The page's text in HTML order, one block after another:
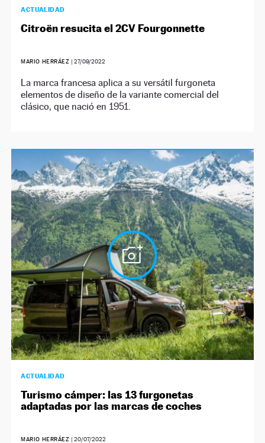
ACTUALIDAD
Citroën resucita el 2CV Fourgonnette
MARIO HERRÁEZ | 27/09/2022
La marca francesa aplica a su versátil furgoneta
elementos de diseño de la variante comercial del
clásico, que nació en 1951.
ACTUALIDAD
Turismo cámper: las 13 furgonetas
adaptadas por las marcas de coches
MARIO HERRÁEZ | 20/07/2022